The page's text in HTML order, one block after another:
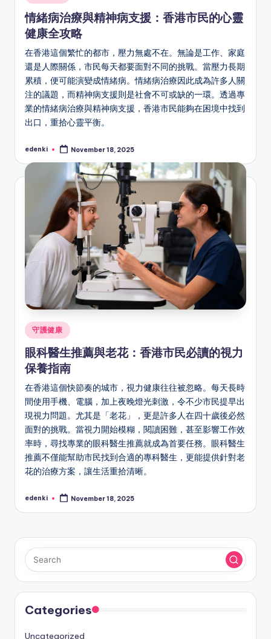
in
情緒病治療與精神病支援：香港市民的心靈
健康全攻略
在香港這個繁忙的都市，壓力無處不在。無論是工作、家庭
還是人際關係，市民每天都要面對不同的挑戰。當壓力長期
累積，便可能演變成情緒病。情緒病治療因此成為許多人關
注的議題，而精神病支援則是社會不可或缺的一環。透過專
業的情緒病治療與精神病支援，香港市民能夠在困境中找到
出口，重拾心靈平衡。
Posted
edenki November 18, 2025
Posted
in
守護健康
眼科醫生推薦與老花：香港市民必讀的視力
保養指南
在香港這個快節奏的城市，視力健康往往被忽略。每天長時
間使用手機、電腦，加上夜晚燈光刺激，令不少市民提早出
現視力問題。尤其是「老花」，更是許多人在四十歲後必然
面對的挑戰。當視力開始模糊，閱讀困難，甚至影響工作效
率時，尋找專業的眼科醫生推薦就成為首要任務。眼科醫生
推薦不僅能幫助市民找到合適的專科醫生，更能提供針對老
花的治療方案，讓生活重拾清晰。
Posted
edenki November 18, 2025
Categories
Uncategorized